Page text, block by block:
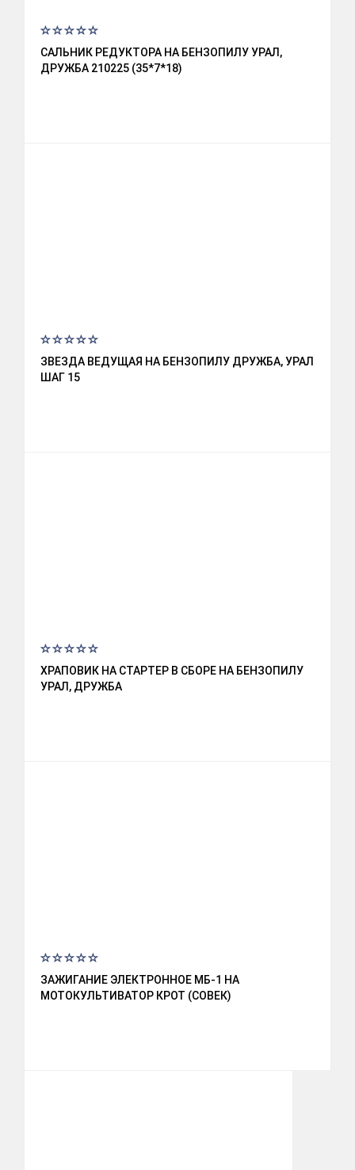
САЛЬНИК РЕДУКТОРА НА БЕНЗОПИЛУ УРАЛ,
ДРУЖБА 210225 (35*7*18)
ЗВЕЗДА ВЕДУЩАЯ НА БЕНЗОПИЛУ ДРУЖБА, УРАЛ
ШАГ 15
ХРАПОВИК НА СТАРТЕР В СБОРЕ НА БЕНЗОПИЛУ
УРАЛ, ДРУЖБА
ЗАЖИГАНИЕ ЭЛЕКТРОННОЕ МБ-1 НА
МОТОКУЛЬТИВАТОР КРОТ (СОВЕК)